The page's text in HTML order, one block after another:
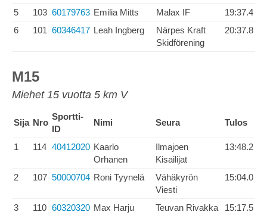
5 103 60179763 Emilia Mitts Malax IF
19:37.4
6
101 60346417 Leah Ingberg
Närpes Kraft
Skidförening
20:37.8
M15
Miehet 15 vuotta 5 km V
Sija Nro
Sportti-
ID
Nimi Seura Tulos
1 114 40412020 Kaarlo
Orhanen
Ilmajoen
Kisailijat
13:48.2
2 107 50000704 Roni Tyynelä
Vähäkyrön
Viesti
15:04.0
3 110 60320320 Max Harju Teuvan Rivakka 15:17.5